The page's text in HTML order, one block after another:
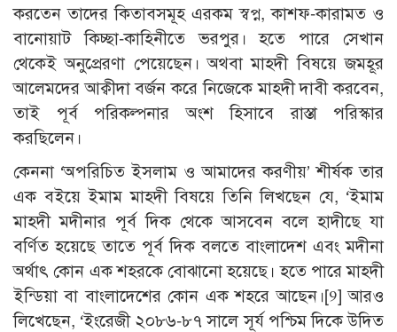
করতেন তাদের কিতাবসমূহ এরকম স্বপ্ন, কাশফ-কারামত ও
বানোয়াট কিচ্ছা-কাহিনীতে ভরপুর। হতে পারে সেখান
থেকেই অনুপ্রেরণা পেয়েছেন। অথবা মাহদী বিষয়ে জমহূর
আলেমদের আক্বীদা বর্জন করে নিজেকে মাহদী দাবী করবেন,
তাই পূর্ব পরিকল্পনার অংশ হিসাবে রাস্তা পরিস্কার
করছিলেন।
কেননা ‘অপরিচিত ইসলাম ও আমাদের করণীয়’ শীর্ষক তার
এক বইয়ে ইমাম মাহদী বিষয়ে তিনি লিখছেন যে, ‘ইমাম
মাহদী মদীনার পূর্ব দিক থেকে আসবেন বলে হাদীছে যা
বর্ণিত হয়েছে তাতে পূর্ব দিক বলতে বাংলাদেশ এবং মদীনা
অর্থাৎ কোন এক শহরকে বোঝানো হয়েছে। হতে পারে মাহদী
ইন্ডিয়া বা বাংলাদেশের কোন এক শহরে আছেন।[9] আরও
লিখেছেন, ‘ইংরেজী ২০৮৬-৮৭ সালে সূর্য পশ্চিম দিকে উদিত